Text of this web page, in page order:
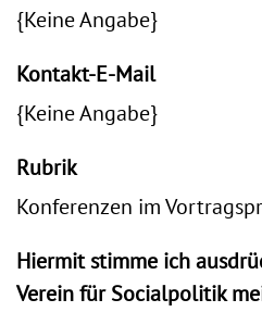
{Keine Angabe}
Kontakt-E-Mail
{Keine Angabe}
Rubrik
Konferenzen im
Hiermit stimme ich
Verein für Socialpolitik